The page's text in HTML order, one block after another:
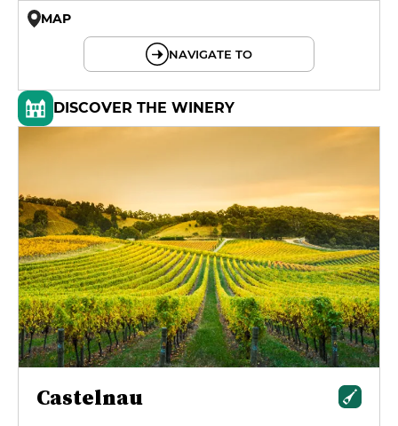
MAP
NAVIGATE TO
DISCOVER THE WINERY
Castelnau